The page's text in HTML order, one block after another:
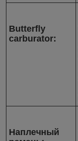
Butterfly
carburator:
Наплечный